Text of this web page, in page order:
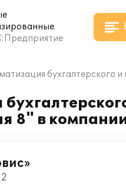
бухгалтерского
8" в